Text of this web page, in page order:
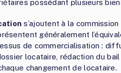
possédant plusieurs
s’ajoutent à la
généralement
de commercialisation :
locataire, rédaction du
changement de locataire.